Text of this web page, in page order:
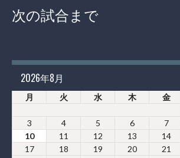
次の試合まで
2026年8月
月 火 水 木 金
3
4 5 6 7
10
11 12 13 14
17
18 19 20 21